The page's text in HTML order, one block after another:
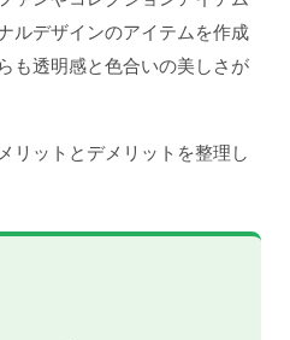
ルデザインのアイテムを作成
も透明感と色合いの美しさが
リットとデメリットを整理し